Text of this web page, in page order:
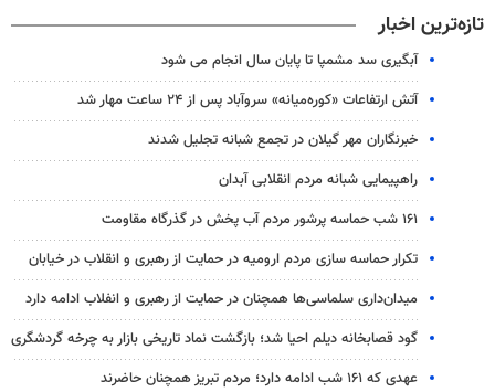
تازه‌ترین اخبار
آبگیری سد مشمپا تا پایان سال انجام می شود
آتش ارتفاعات «کوره‌میانه» سروآباد پس از ۲۴ ساعت مهار شد
خبرنگاران مهر گیلان در تجمع شبانه تجلیل شدند
راهپیمایی شبانه مردم انقلابی آبدان
۱۶۱ شب حماسه پرشور مردم آب پخش در گذرگاه مقاومت
تکرار حماسه سازی مردم ارومیه در حمایت از رهبری و انقلاب در خیابان
میدان‌داری سلماسی‌ها همچنان در حمایت از رهبری‌ و انفلاب ادامه دارد
گود قصابخانه دیلم احیا شد؛ بازگشت نماد تاریخی بازار به چرخه گردشگری
عهدی که ۱۶۱ شب ادامه دارد؛ مردم تبریز همچنان حاضرند